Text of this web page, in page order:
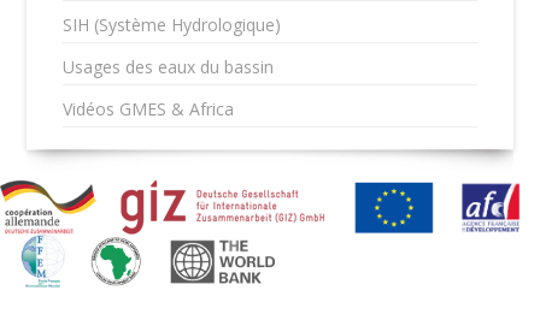
SIH (Système Hydrologique)
Usages des eaux du bassin
Vidéos GMES & Africa